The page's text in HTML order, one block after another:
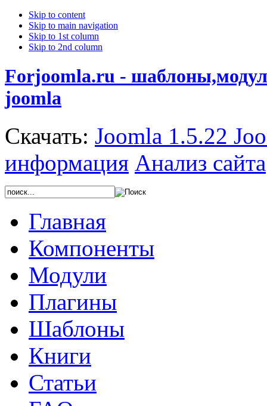
Skip to content
Skip to main navigation
Skip to 1st column
Skip to 2nd column
Forjoomla.ru -
joomla
Скачать: Joomla 1.5.22
информация Анализ сайта
Главная
Компоненты
Модули
Плагины
Шаблоны
Книги
Статьи